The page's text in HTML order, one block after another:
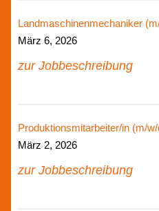
Landmaschinenmechaniker
März 6, 2026
zur Jobbeschreibung
Produktionsmitarbeiter/in (m/
März 2, 2026
zur Jobbeschreibung